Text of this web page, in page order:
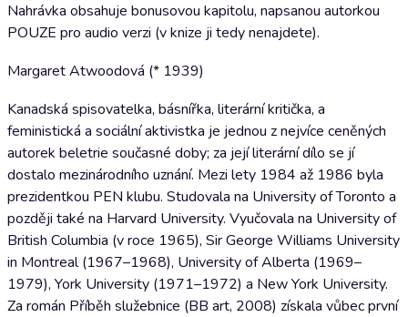
Nahrávka obsahuje bonusovou kapitolu, napsanou autorkou
POUZE pro audio verzi (v knize ji tedy nenajdete).
Margaret Atwoodová (* 1939)
Kanadská spisovatelka, básnířka, literární kritička, a
feministická a sociální aktivistka je jednou z nejvíce ceněných
autorek beletrie současné doby; za její literární dílo se jí
dostalo mezinárodního uznání. Mezi lety 1984 až 1986 byla
prezidentkou PEN klubu. Studovala na University of Toronto a
později také na Harvard University. Vyučovala na University of
British Columbia (v roce 1965), Sir George Williams University
in Montreal (1967–1968), University of Alberta (1969–
1979), York University (1971–1972) a New York University.
Za román Příběh služebnice (BB art, 2008) získala vůbec první